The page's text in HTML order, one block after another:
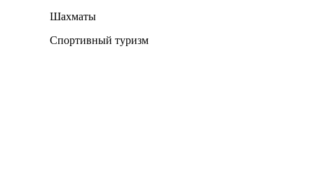
Шахматы
Спортивный туризм